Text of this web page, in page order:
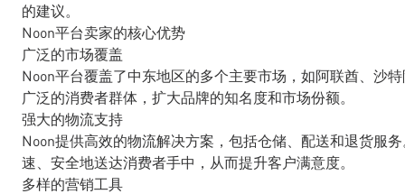
的建议。
Noon平台卖家的核心优势
广泛的市场覆盖
Noon平台覆盖了中东地区的多个主要市场，如阿联酋、沙
广泛的消费者群体，扩大品牌的知名度和市场份额。
强大的物流支持
Noon提供高效的物流解决方案，包括仓储、配送和退货服
速、安全地送达消费者手中，从而提升客户满意度。
多样的营销工具